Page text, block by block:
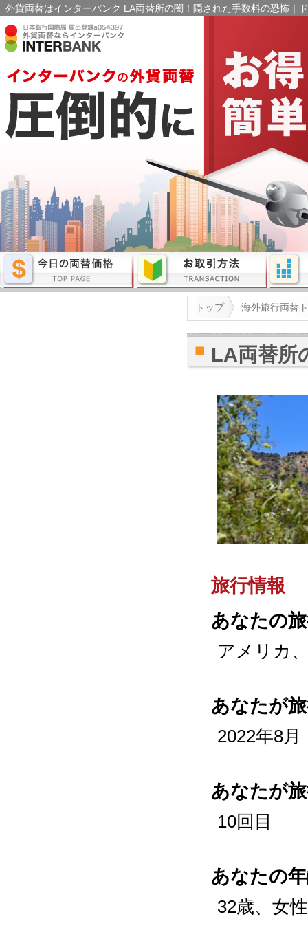
外貨両替はインターバンク LA両替所の闇！隠された手数料の恐怖｜
トップ 海外旅行両替
LA両替所
旅行情報
あなたの
アメリカ
あなたが
2022年8月
あなたが
10回目
あなたの
32歳、女